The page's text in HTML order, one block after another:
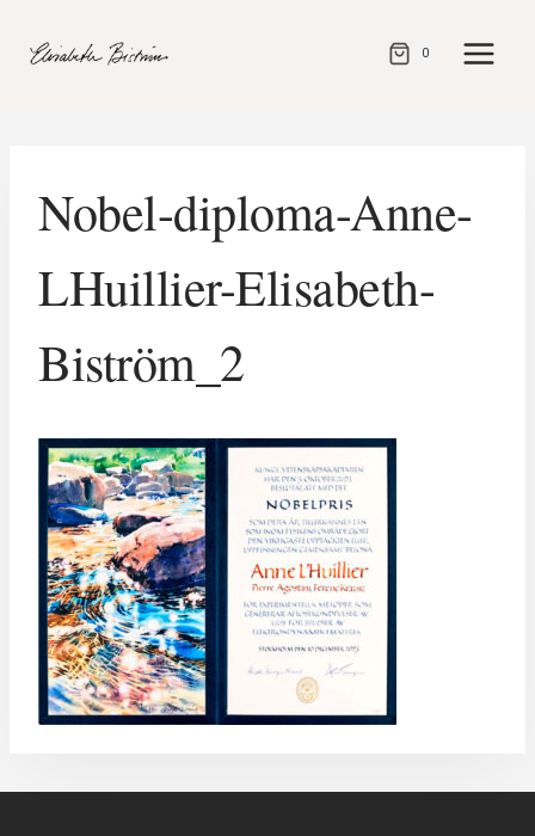
direkt
0
Nobel-diploma-Anne-
LHuillier-Elisabeth-
Biström_2